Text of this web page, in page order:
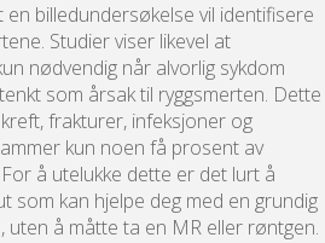
en billedundersøkelse vil identifisere
Studier viser likevel at
nødvendig når alvorlig sykdom
som årsak til ryggsmerten. Dette
frakturer, infeksjoner og
kun noen få prosent av
å utelukke dette er det lurt å
som kan hjelpe deg med en grundig
uten å måtte ta en MR eller røntgen.